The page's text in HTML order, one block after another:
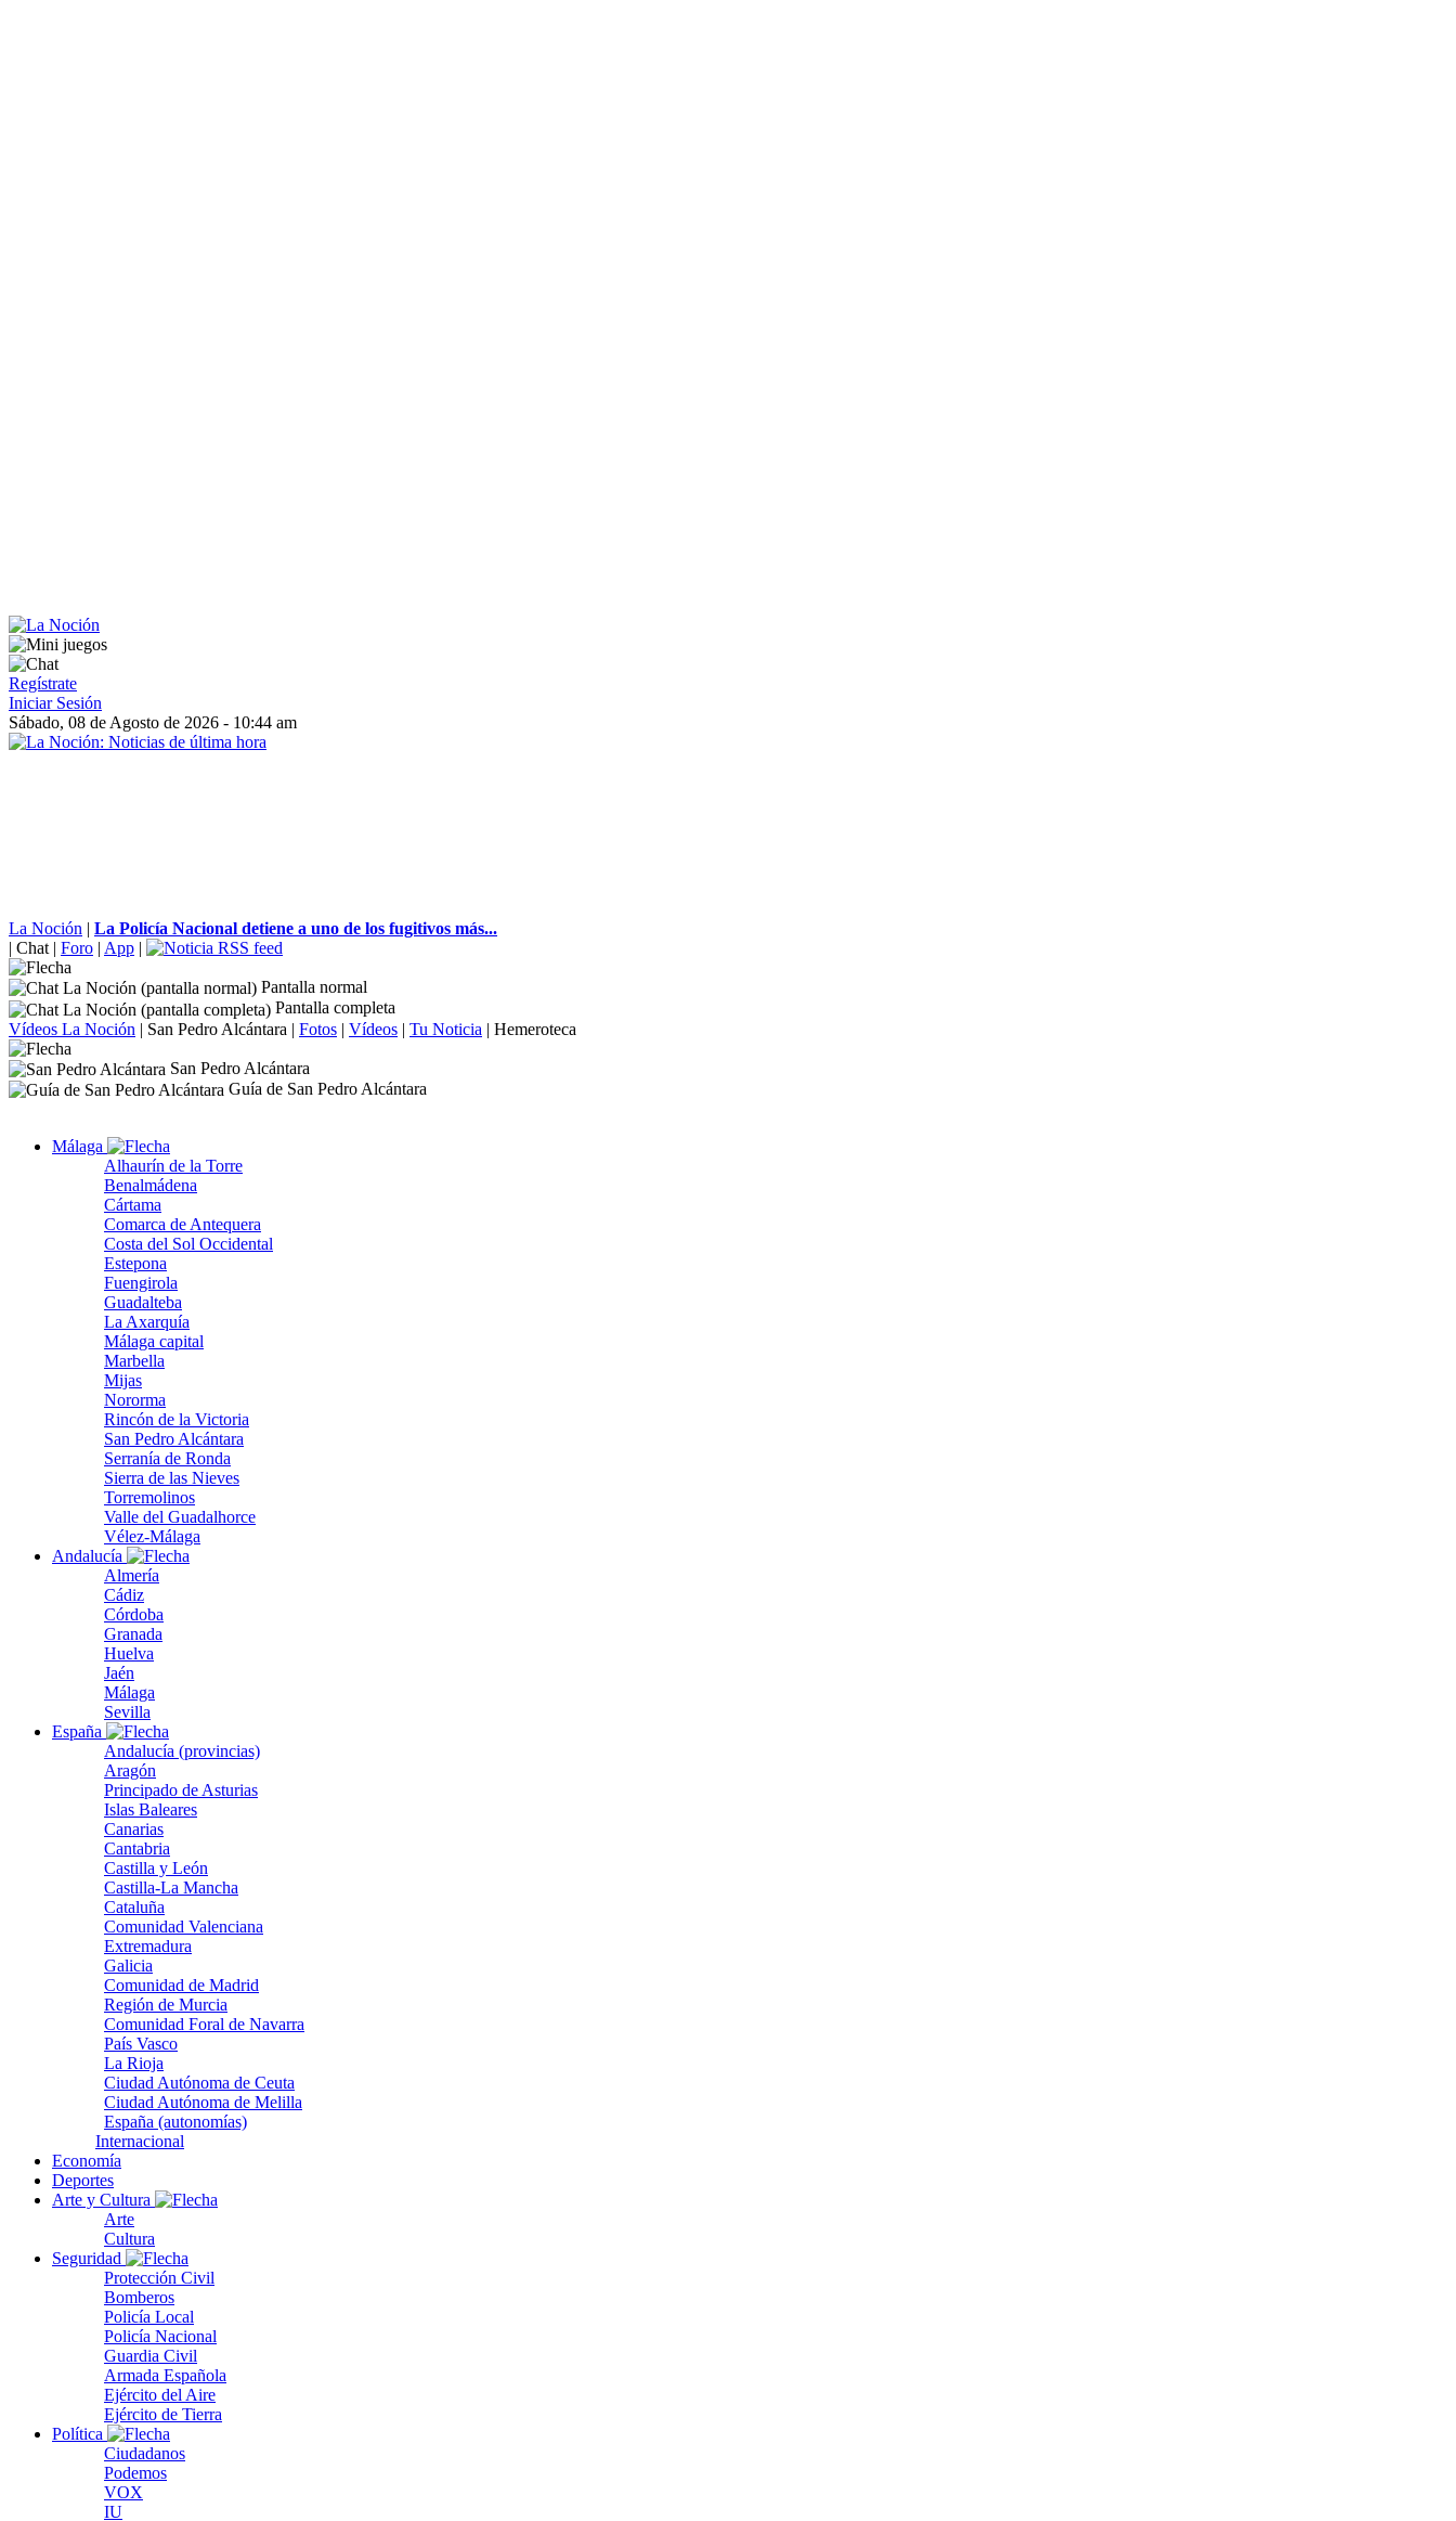
Regístrate
Iniciar Sesión
Sábado, 08 de Agosto de 2026 - 10:44 am
La Noción | La Policía Nacional detiene a uno de los fugitivos más...
| Chat | Foro | App |
Pantalla normal
Pantalla completa
Vídeos La Noción | San Pedro Alcántara | Fotos | Vídeos | Tu Noticia | Hemeroteca
San Pedro Alcántara
Guía de San Pedro Alcántara
Málaga
Alhaurín de la Torre
Benalmádena
Cártama
Comarca de Antequera
Costa del Sol Occidental
Estepona
Fuengirola
Guadalteba
La Axarquía
Málaga capital
Marbella
Mijas
Nororma
Rincón de la Victoria
San Pedro Alcántara
Serranía de Ronda
Sierra de las Nieves
Torremolinos
Valle del Guadalhorce
Vélez-Málaga
Andalucía
Almería
Cádiz
Córdoba
Granada
Huelva
Jaén
Málaga
Sevilla
España
Andalucía (provincias)
Aragón
Principado de Asturias
Islas Baleares
Canarias
Cantabria
Castilla y León
Castilla-La Mancha
Cataluña
Comunidad Valenciana
Extremadura
Galicia
Comunidad de Madrid
Región de Murcia
Comunidad Foral de Navarra
País Vasco
La Rioja
Ciudad Autónoma de Ceuta
Ciudad Autónoma de Melilla
España (autonomías)
Internacional
Economía
Deportes
Arte y Cultura
Arte
Cultura
Seguridad
Protección Civil
Bomberos
Policía Local
Policía Nacional
Guardia Civil
Armada Española
Ejército del Aire
Ejército de Tierra
Política
Ciudadanos
Podemos
VOX
IU